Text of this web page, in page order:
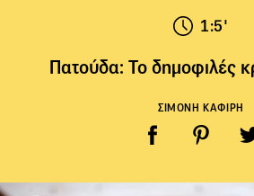
1:5'
Πατούδα: Το δημοφιλές
ΣΙΜΟΝΗ ΚΑΦΙΡΗ